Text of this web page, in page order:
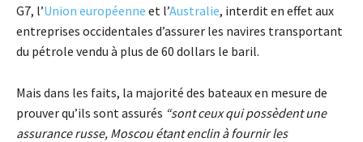
G7, l’Union européenne et l’Australie, interdit en effet aux
entreprises occidentales d’assurer les navires transportant
du pétrole vendu à plus de 60 dollars le baril.
Mais dans les faits, la majorité des bateaux en mesure de
prouver qu’ils sont assurés “sont ceux qui possèdent une
assurance russe, Moscou étant enclin à fournir les